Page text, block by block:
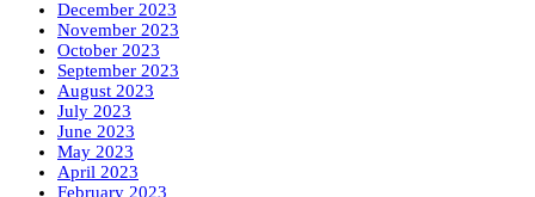
December 2023
November 2023
October 2023
September 2023
August 2023
July 2023
June 2023
May 2023
April 2023
February 2023